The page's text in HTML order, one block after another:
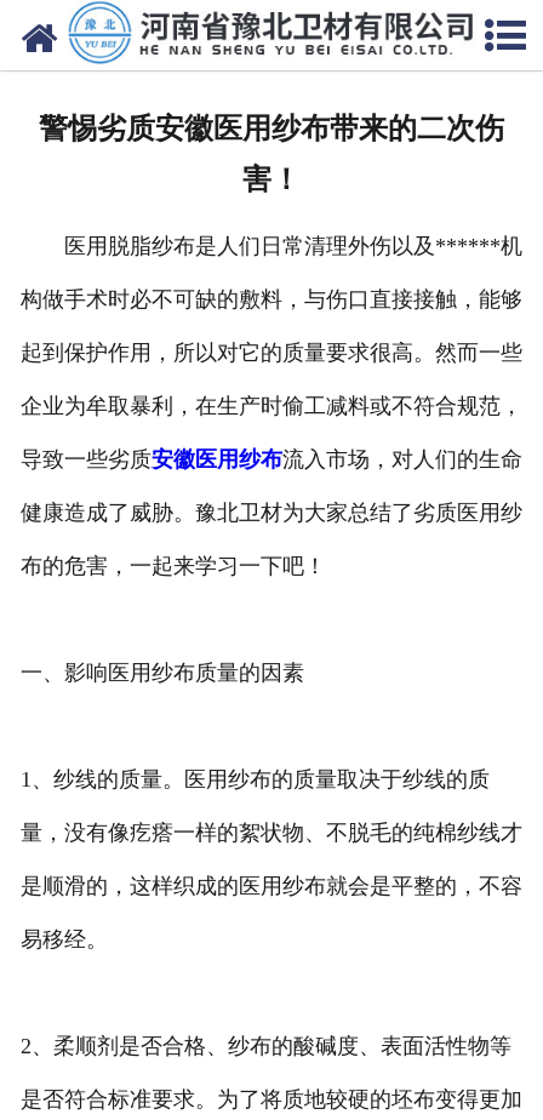
网站首页
厂房设备
人才招聘
联系我们
警惕劣质安徽医用纱布带来的二次伤
害！
医用脱脂纱布是人们日常清理外伤以及******机
构做手术时必不可缺的敷料，与伤口直接接触，能够
起到保护作用，所以对它的质量要求很高。然而一些
企业为牟取暴利，在生产时偷工减料或不符合规范，
导致一些劣质安徽医用纱布流入市场，对人们的生命
健康造成了威胁。豫北卫材为大家总结了劣质医用纱
布的危害，一起来学习一下吧！
一、影响医用纱布质量的因素
1、纱线的质量。医用纱布的质量取决于纱线的质
量，没有像疙瘩一样的絮状物、不脱毛的纯棉纱线才
是顺滑的，这样织成的医用纱布就会是平整的，不容
易移经。
2、柔顺剂是否合格、纱布的酸碱度、表面活性物等
是否符合标准要求。为了将质地较硬的坯布变得更加